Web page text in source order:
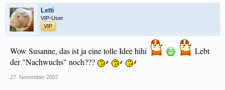
Letti
VIP-User
VIP
Wow Susanne, das ist ja eine tolle Idee hihi
Lebt
der "Nachwuchs" noch???
27. November 2007